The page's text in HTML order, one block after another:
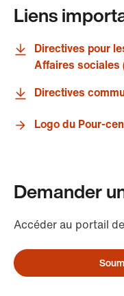
Liens
Directives pour
Affaires sociales
Directives
Logo du Pour-
Demander
Accéder au portail